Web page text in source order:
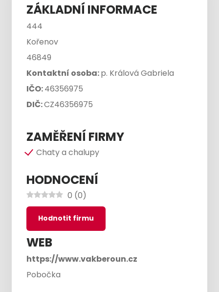
ZÁKLADNÍ INFORMACE
444
Kořenov
46849
Kontaktní osoba:p. Králová Gabriela
IČO:46356975
DIČ:CZ46356975
ZAMĚŘENÍ FIRMY
Chaty a chalupy
HODNOCENÍ
0 (0)
Hodnotit firmu
WEB
https://www.vakberoun.cz
Pobočka